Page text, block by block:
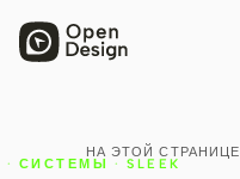
ПРОДУКТ
НА ЭТОЙ СТРАНИЦЕ
· СИСТЕМЫ · SLEEK